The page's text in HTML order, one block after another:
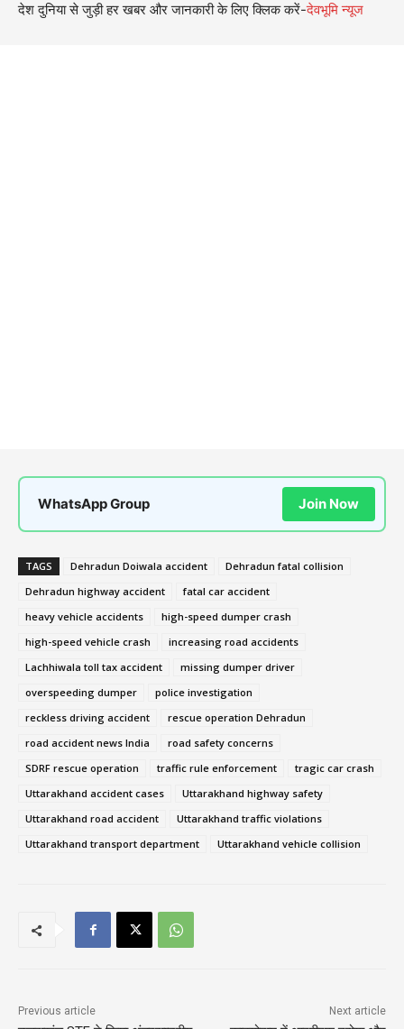
देश दुनिया से जुड़ी हर खबर और जानकारी के लिए क्लिक करें-देवभूमि न्यूज
WhatsApp Group Join Now
TAGS Dehradun Doiwala accident
Dehradun fatal collision
Dehradun highway accident
fatal car accident
heavy vehicle accidents
high-speed dumper crash
high-speed vehicle crash
increasing road accidents
Lachhiwala toll tax accident
missing dumper driver
overspeeding dumper
police investigation
reckless driving accident
rescue operation Dehradun
road accident news India
road safety concerns
SDRF rescue operation
traffic rule enforcement
tragic car crash
Uttarakhand accident cases
Uttarakhand highway safety
Uttarakhand road accident
Uttarakhand traffic violations
Uttarakhand transport department
Uttarakhand vehicle collision
Previous article Next article